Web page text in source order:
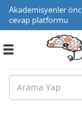
Akademisyenler
cevap platformu
Toggle